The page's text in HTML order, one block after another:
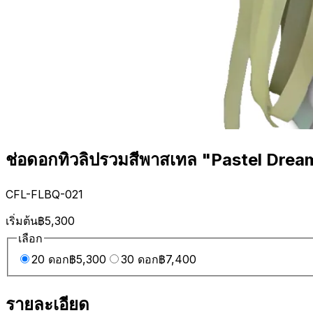
ช่อดอกทิวลิปรวมสีพาสเทล "Pastel
CFL-FLBQ-021
เริ่มต้น฿5,300
เลือก
20 ดอก฿5,300 30 ดอก฿7,400
รายละเอียด